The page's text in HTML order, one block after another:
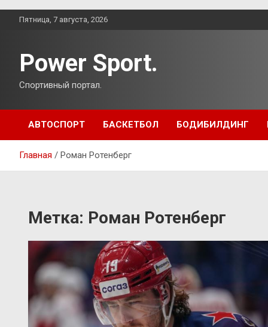
ПерейтиПятница, 7 августа, 2026
Power Sport.
Спортивный портал.
АВТОСПОРТ БАСКЕТБОЛ БОДИБИЛДИНГ
Главная Роман Ротенберг
Метка: Роман Ротенберг